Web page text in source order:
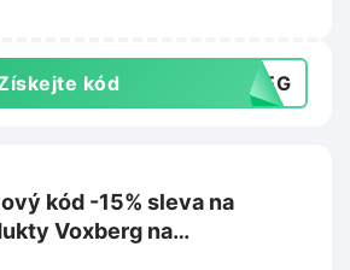
kód 51EG
kód -15% sleva na
Voxberg na